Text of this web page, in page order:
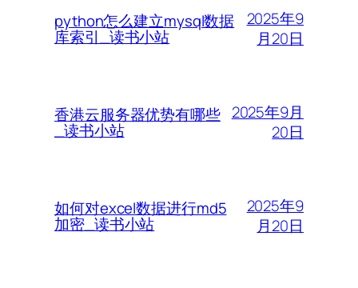
python怎么建立mysql数据
库索引_读书小站
2025年9
月20日
香港云服务器优势有哪些
_读书小站
2025年9月
20日
如何对excel数据进行md5
加密_读书小站
2025年9
月20日